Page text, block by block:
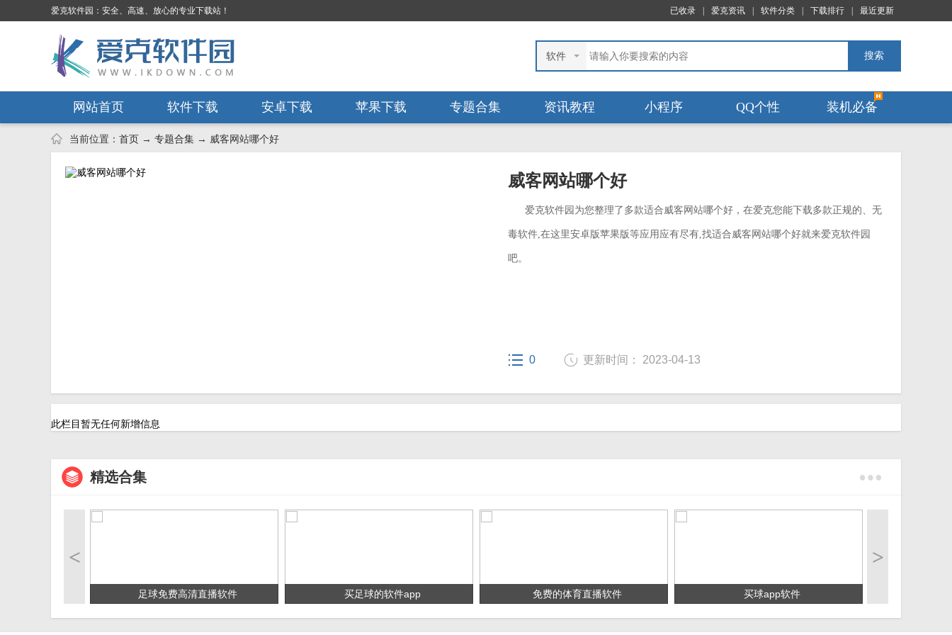
爱克软件园：安全、高速、放心的专业下载站！ 已收录 爱克资讯 软件分类 下载排行 最近更新
软件 搜索
网站首页 软件下载 安卓下载 苹果下载 专题合集 资讯教程 小程序 QQ个性 装机必备
当前位置： 首页 → 专题合集 → 威客网站哪个好
威客网站哪个好
爱克软件园为您整理了多款适合威客网站哪个好，在爱克您能下载多款正规的、无
毒软件,在这里安卓版苹果版等应用应有尽有,找适合威客网站哪个好就来爱克软件园
吧。
0 更新时间： 2023-04-13
此栏目暂无任何新增信息
精选合集
< >
足球免费高清直播软件 买足球的软件app 免费的体育直播软件 买球app软件